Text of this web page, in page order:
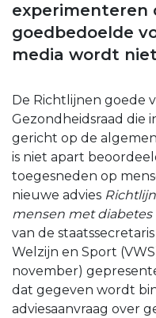
experimenteren
goedbedoelde
media wordt
De Richtlijnen goede
Gezondheidsraad die
gericht op de
is niet apart
toegesneden op
nieuwe advies
mensen met diabetes
van de
Welzijn en Sport
november)
dat gegeven wordt
adviesaanvraag over